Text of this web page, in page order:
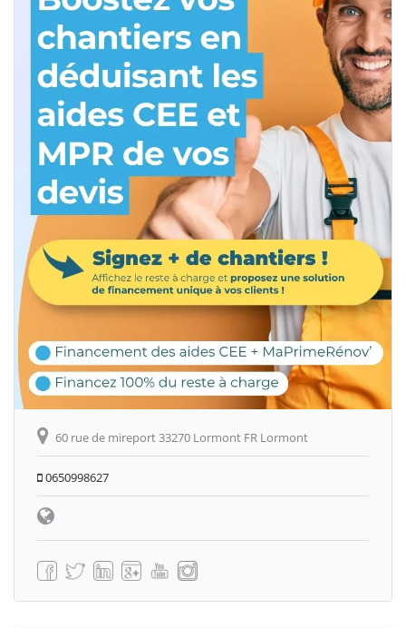
60 rue de mireport 33270 Lormont FR Lormont
0650998627